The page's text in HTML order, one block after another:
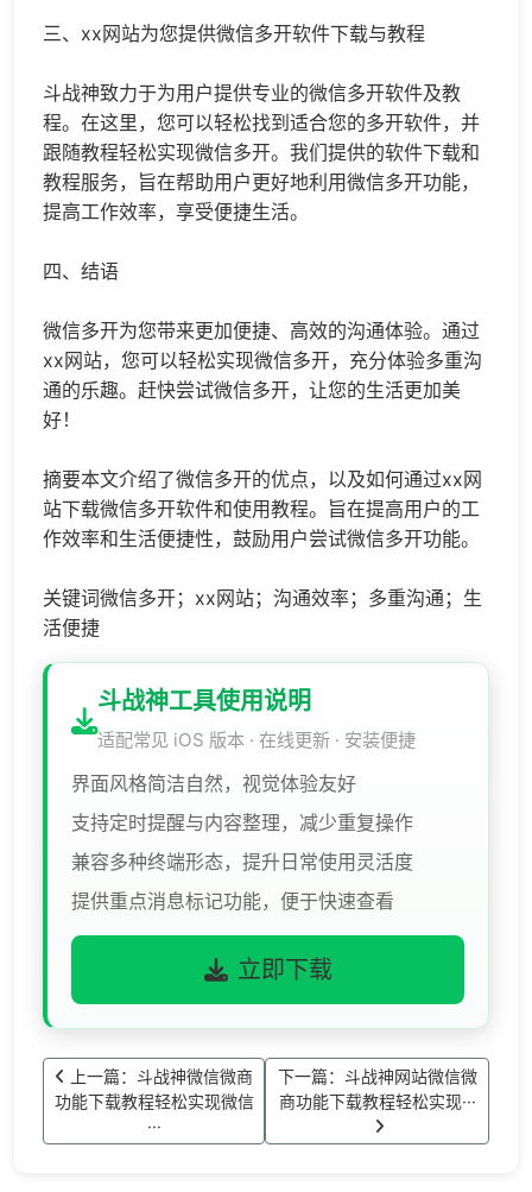
三、xx网站为您提供微信多开软件下载与教程
斗战神致力于为用户提供专业的微信多开软件及教
程。在这里，您可以轻松找到适合您的多开软件，并
跟随教程轻松实现微信多开。我们提供的软件下载和
教程服务，旨在帮助用户更好地利用微信多开功能，
提高工作效率，享受便捷生活。
四、结语
微信多开为您带来更加便捷、高效的沟通体验。通过
xx网站，您可以轻松实现微信多开，充分体验多重沟
通的乐趣。赶快尝试微信多开，让您的生活更加美
好！
摘要本文介绍了微信多开的优点，以及如何通过xx网
站下载微信多开软件和使用教程。旨在提高用户的工
作效率和生活便捷性，鼓励用户尝试微信多开功能。
关键词微信多开；xx网站；沟通效率；多重沟通；生
活便捷
斗战神工具使用说明
适配常见 iOS 版本 · 在线更新 · 安装便捷
界面风格简洁自然，视觉体验友好
支持定时提醒与内容整理，减少重复操作
兼容多种终端形态，提升日常使用灵活度
提供重点消息标记功能，便于快速查看
立即下载
上一篇：斗战神微信微商
功能下载教程轻松实现微信
···
下一篇：斗战神网站微信微
商功能下载教程轻松实现···